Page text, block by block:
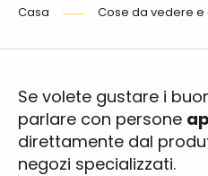
Casa Cose da vedere e
Se volete gustare i
parlare con persone
direttamente dal
negozi specializzati.